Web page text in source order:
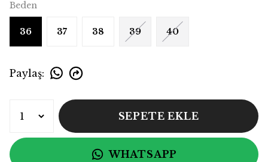
Beden
36 37 38 39 40
Paylaş:
SEPETE EKLE
WHATSAPP